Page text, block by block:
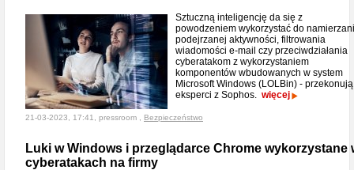
Sztuczną inteligencję da się z
powodzeniem wykorzystać do
podejrzanej aktywności, filtrowania
wiadomości e-mail czy przeciwdziałania
cyberatakom z wykorzystaniem
komponentów wbudowanych w system
Microsoft Windows (LOLBin) - przekonują
eksperci z Sophos. więcej
21-03-2023, 17:41, pressroom , Bezpieczeństwo
Luki w Windows i przeglądarce Chrome wykorzystane
cyberatakach na firmy